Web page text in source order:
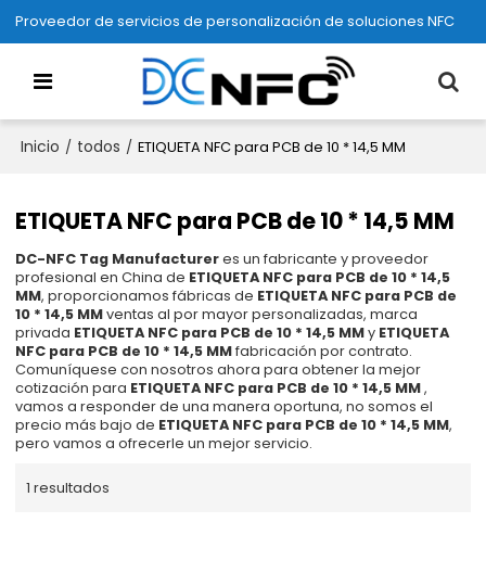
Proveedor de servicios de personalización de soluciones NFC
Inicio / todos / ETIQUETA NFC para PCB de 10 * 14,5 MM
ETIQUETA NFC para PCB de 10 * 14,5 MM
DC-NFC Tag Manufactureres un fabricante y proveedor
profesional en China de ETIQUETA NFC para PCB de 10 * 14,5
MM, proporcionamos fábricas de ETIQUETA NFC para PCB de
10 * 14,5 MMventas al por mayor personalizadas, marca
privada ETIQUETA NFC para PCB de 10 * 14,5 MMy ETIQUETA
NFC para PCB de 10 * 14,5 MMfabricación por contrato.
Comuníquese con nosotros ahora para obtener la mejor
cotización para ETIQUETA NFC para PCB de 10 * 14,5 MM,
vamos a responder de una manera oportuna, no somos el
precio más bajo de ETIQUETA NFC para PCB de 10 * 14,5 MM,
pero vamos a ofrecerle un mejor servicio.
1 resultados